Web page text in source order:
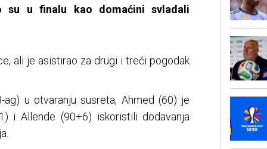
su u finalu kao domaćini svladali
ali je asistirao za drugi i treći pogodak
u otvaranju susreta, Ahmed (60) je
i Allende (90+6) iskoristili dodavanja